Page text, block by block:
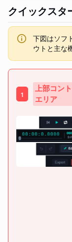
クイックスタ
下図はソフ
ウトと主な
1
上部コン
エリア